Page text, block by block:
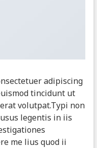
adipiscing
tincidunt ut
volutpat.Typi non
legentis in iis
me lius quod ii